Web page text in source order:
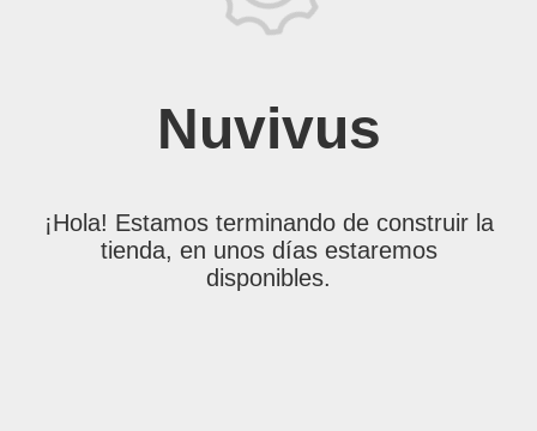
Nuvivus
¡Hola! Estamos terminando de construir la
tienda, en unos días estaremos
disponibles.